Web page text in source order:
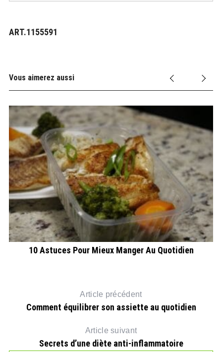
ART.1155591
Vous aimerez aussi
10 Astuces Pour Mieux Manger Au Quotidien
Article précédent
Comment équilibrer son assiette au quotidien
Article suivant
Secrets d’une diète anti-inflammatoire